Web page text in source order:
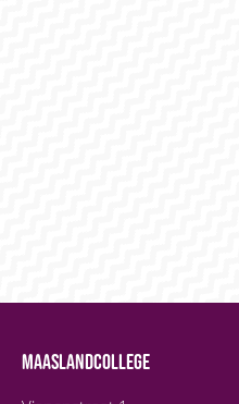
MAASLANDCOLLEGE